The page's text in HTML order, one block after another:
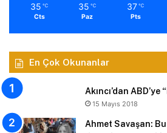
35 ℃
Cts
35 ℃
Paz
37 ℃
Pts
En Çok Okunanlar
Akıncı’dan ABD’ye
15 Mayıs 2018
Ahmet Savaşan: